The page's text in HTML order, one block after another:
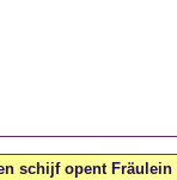
schijf opent Fräulein